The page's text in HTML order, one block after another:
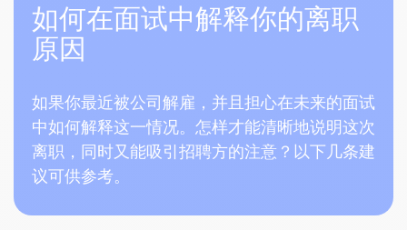
如何在面试中解释你的离职
原因
如果你最近被公司解雇，并且担心在未来的面试
中如何解释这一情况。怎样才能清晰地说明这次
离职，同时又能吸引招聘方的注意？以下几条建
议可供参考。